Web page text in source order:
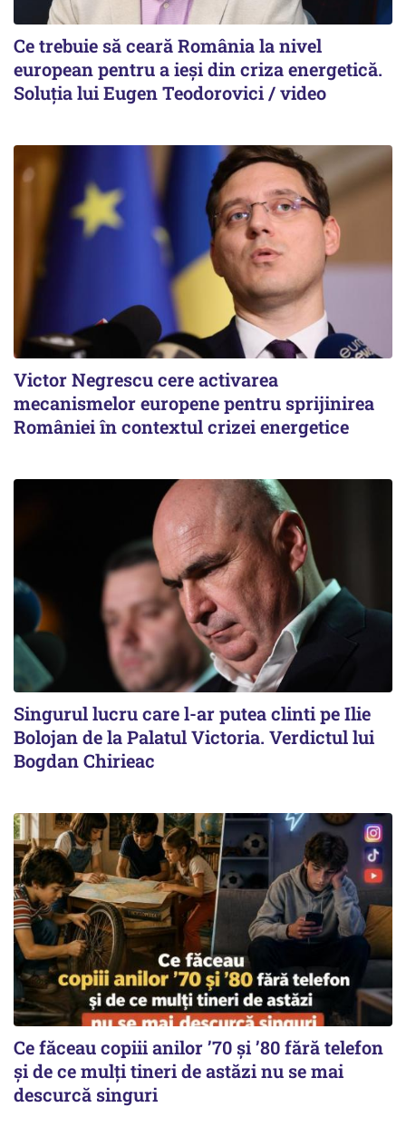
Ce trebuie să ceară România la nivel
european pentru a ieși din criza energetică.
Soluția lui Eugen Teodorovici / video
Victor Negrescu cere activarea
mecanismelor europene pentru sprijinirea
României în contextul crizei energetice
Singurul lucru care l-ar putea clinti pe Ilie
Bolojan de la Palatul Victoria. Verdictul lui
Bogdan Chirieac
Ce făceau copiii anilor ’70 și ’80 fără telefon
și de ce mulți tineri de astăzi nu se mai
descurcă singuri